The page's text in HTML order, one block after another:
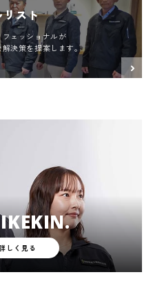
リスト
ェッショナルが
決策を提案します。
しく見る